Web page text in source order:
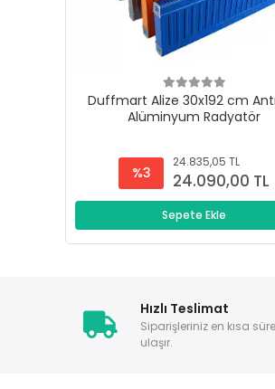
Duffmart Alize 30x192 cm
Alüminyum Radyatör
%3
24.835,05 TL
24.090,00 TL
Sepete Ekle
Hızlı Teslimat
Siparişleriniz en kısa
ulaşır.